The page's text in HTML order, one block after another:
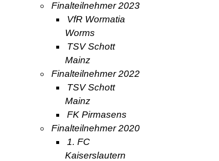
Finalteilnehmer 2023
VfR Wormatia
Worms
TSV Schott
Mainz
Finalteilnehmer 2022
TSV Schott
Mainz
FK Pirmasens
Finalteilnehmer 2020
1. FC
Kaiserslautern